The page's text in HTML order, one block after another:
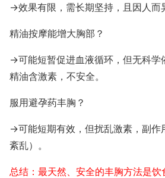
→效果有限，需长期坚持，且因人而
精油按摩能增大胸部？
→可能短暂促进血液循环，但无科学
精油含激素，不安全。
服用避孕药丰胸？
→可能短期有效，但扰乱激素，副作
紊乱）。
总结：最天然、安全的丰胸方法是